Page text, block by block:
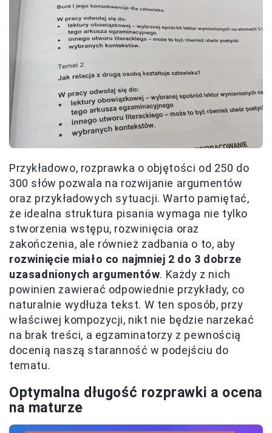
Przykładowo, rozprawka o objętości od 250 do
300 słów pozwala na rozwijanie argumentów
oraz przykładowych sytuacji. Warto pamiętać,
że idealna struktura pisania wymaga nie tylko
stworzenia wstępu, rozwinięcia oraz
zakończenia, ale również zadbania o to, aby
rozwinięcie miało co najmniej 2 do 3 dobrze
uzasadnionych argumentów. Każdy z nich
powinien zawierać odpowiednie przykłady, co
naturalnie wydłuża tekst. W ten sposób, przy
właściwej kompozycji, nikt nie będzie narzekać
na brak treści, a egzaminatorzy z pewnością
docenią naszą staranność w podejściu do
tematu.
Optymalna długość rozprawki a ocena
na maturze